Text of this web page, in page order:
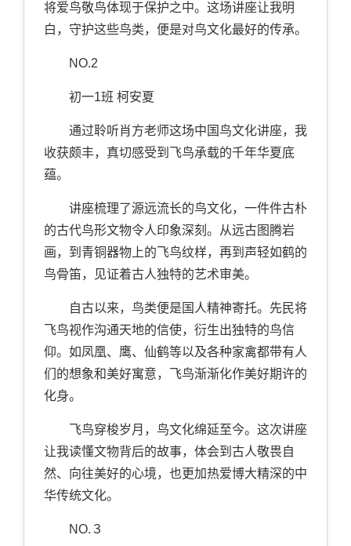
将爱鸟敬鸟体现于保护之中。这场讲座让我明
白，守护这些鸟类，便是对鸟文化最好的传承。
NO.2
初一1班 柯安夏
通过聆听肖方老师这场中国鸟文化讲座，我
收获颇丰，真切感受到飞鸟承载的千年华夏底
蕴。
讲座梳理了源远流长的鸟文化，一件件古朴
的古代鸟形文物令人印象深刻。从远古图腾岩
画，到青铜器物上的飞鸟纹样，再到声轻如鹤的
鸟骨笛，见证着古人独特的艺术审美。
自古以来，鸟类便是国人精神寄托。先民将
飞鸟视作沟通天地的信使，衍生出独特的鸟信
仰。如凤凰、鹰、仙鹤等以及各种家禽都带有人
们的想象和美好寓意，飞鸟渐渐化作美好期许的
化身。
飞鸟穿梭岁月，鸟文化绵延至今。这次讲座
让我读懂文物背后的故事，体会到古人敬畏自
然、向往美好的心境，也更加热爱博大精深的中
华传统文化。
NO.３